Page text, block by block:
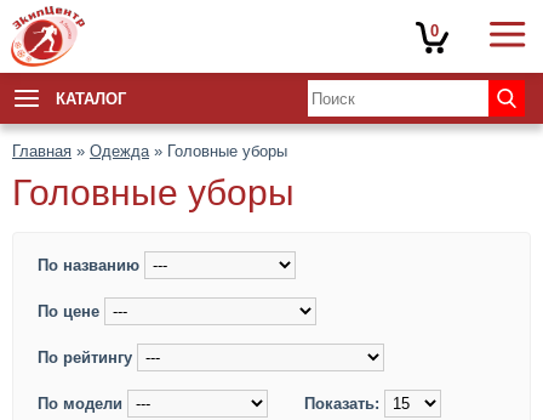
КАТАЛОГ
Главная » Одежда» Головные уборы
Головные уборы
По названию
По цене
По рейтингу
По модели Показать:
0